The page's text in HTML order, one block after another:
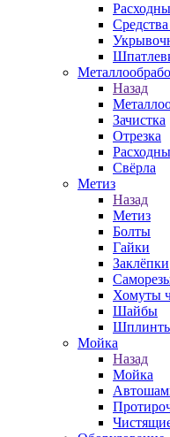
Назад
Зачистка
Отрезка
Свёрла
Метиз
Назад
Метиз
Болты
Гайки
Заклёпки
Хомуты
Шайбы
Мойка
Назад
Мойка